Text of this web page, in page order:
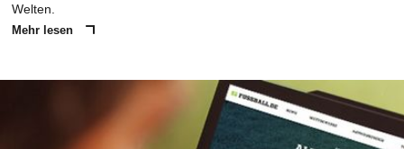
Welten.
Mehr lesen